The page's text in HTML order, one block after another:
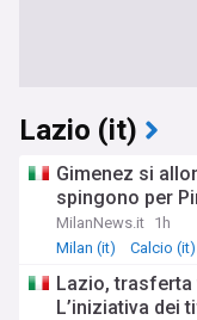
Lazio (it)
Gimenez si
spingono per
MilanNews.it 1h
Milan (it)
Calcio (it)
Lazio, trasferta
L’iniziativa dei